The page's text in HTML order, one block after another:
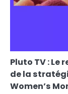
Pluto TV :
de la
Women’s